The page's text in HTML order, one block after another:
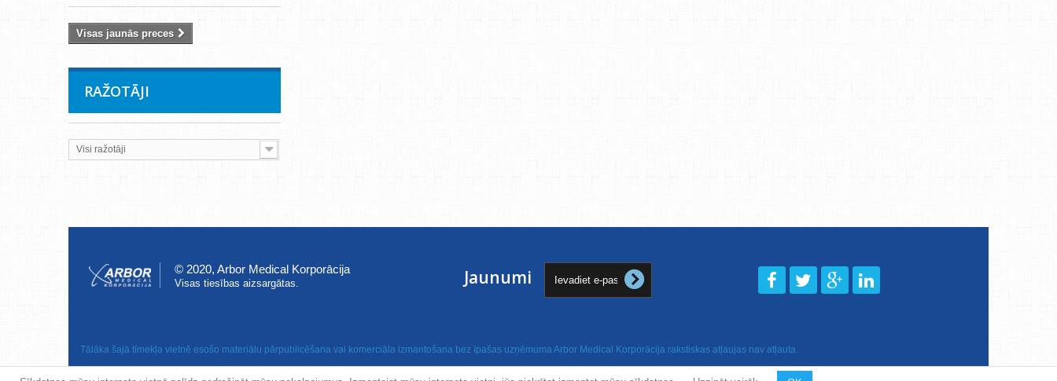
Visas jaunās preces
RAŽOTĀJI
Visi ražotāji
© 2020, Arbor Medical Korporācija
Visas tiesības aizsargātas. Jaunumi
Tālāka šajā tīmekļa vietnē esošo materiālu pārpublicēšana vai komerciāla izmantošana bez īpašas uzņēmuma Arbor Medical Korporācija rakstiskas atļaujas nav atļauta.